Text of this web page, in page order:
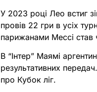
У 2023 році Лео встиг
провів 22 гри в усіх
парижанами Мессі став
В “Інтер” Маямі
результативних
про Кубок ліг.